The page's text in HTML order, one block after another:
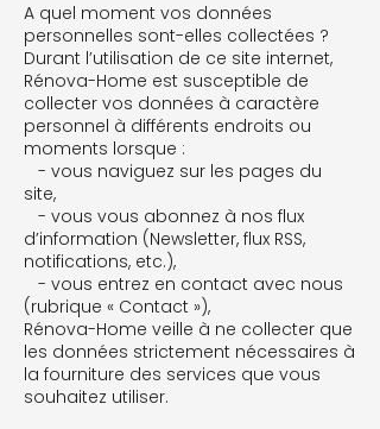
A quel moment vos données
personnelles sont-elles collectées ?
Durant l’utilisation de ce site internet,
Rénova-Home est susceptible de
collecter vos données à caractère
personnel à différents endroits ou
moments lorsque :
- vous naviguez sur les pages du
site,
- vous vous abonnez à nos flux
d’information (Newsletter, flux RSS,
notifications, etc.),
- vous entrez en contact avec nous
(rubrique « Contact »),
Rénova-Home veille à ne collecter que
les données strictement nécessaires à
la fourniture des services que vous
souhaitez utiliser.